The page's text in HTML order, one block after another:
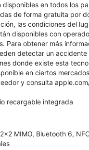
en todos los
de forma gratuita por
las condiciones del
disponibles con
Para obtener más
detectar un
donde existe esta
en ciertos
y consulta
recargable integrada
MIMO, Bluetooth 6,